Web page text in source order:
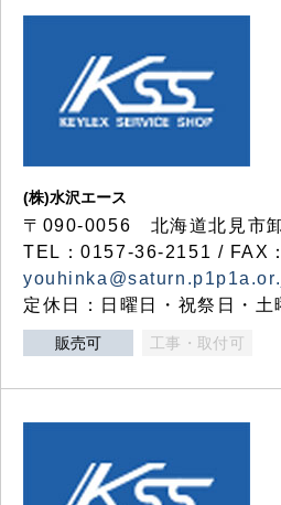
(株)水沢エース
〒090-0056 北海道北見市
TEL：0157-36-2151 / FAX
定休日：日曜日・祝祭日・土
販売可 工事・取付可